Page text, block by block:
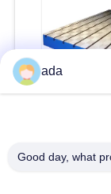
ada
Good day, what